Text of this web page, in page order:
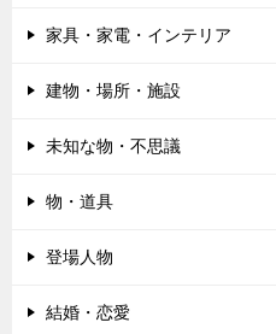
家具・家電・インテリア
建物・場所・施設
未知な物・不思議
物・道具
登場人物
結婚・恋愛